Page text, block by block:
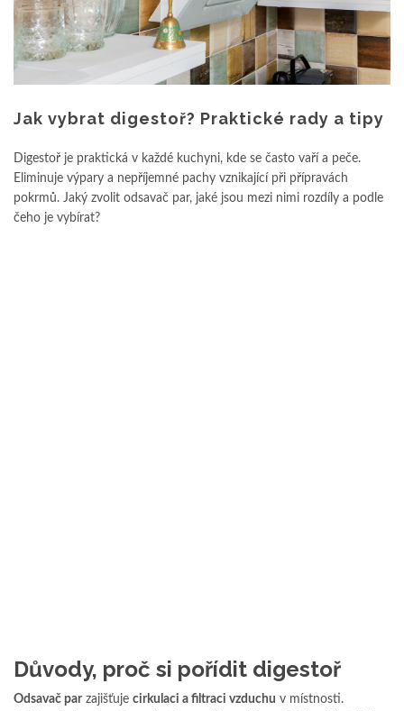
Jak vybrat digestoř? Praktické rady a tipy
Digestoř je praktická v každé kuchyni, kde se často vaří a peče.
Eliminuje výpary a nepříjemné pachy vznikající při přípravách
pokrmů. Jaký zvolit odsavač par, jaké jsou mezi nimi rozdíly a podle
čeho je vybírat?
Důvody, proč si pořídit digestoř
Odsavač par zajišťuje cirkulaci a filtraci vzduchu v místnosti.